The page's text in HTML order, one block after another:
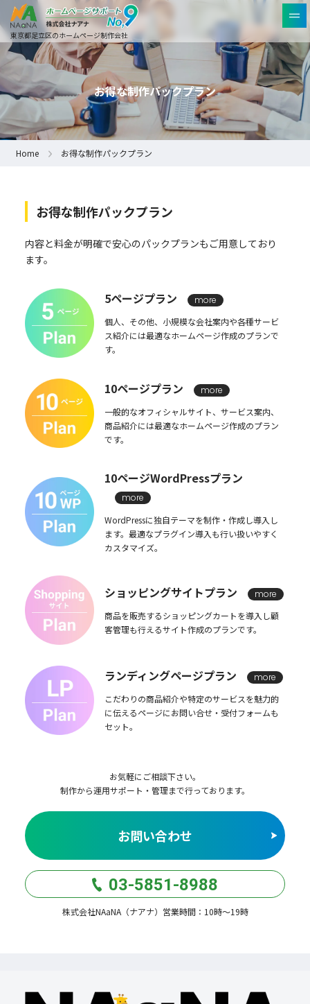
東京都足立区のホームページ制作会社
お得な制作パックプラン
Home お得な制作パックプラン
お得な制作パックプラン
内容と料金が明確で安心のパックプランもご用意しており
ます。
5ページプラン
more
個人、その他、小規模な会社案内や各種サービ
ス紹介には最適なホームページ作成のプランで
す。
10ページプラン
more
一般的なオフィシャルサイト、サービス案内、
商品紹介には最適なホームページ作成のプラン
です。
10ページWordPressプラン
more
WordPressに独自テーマを制作・作成し導入し
ます。最適なプラグイン導入も行い扱いやすく
カスタマイズ。
ショッピングサイトプラン
more
商品を販売するショッピングカートを導入し顧
客管理も行えるサイト作成のプランです。
ランディングページプラン
more
こだわりの商品紹介や特定のサービスを魅力的
に伝えるページにお問い合せ・受付フォームも
セット。
お気軽にご相談下さい。
制作から運用サポート・管理まで行っております。
お問い合わせ
03-5851-8988
株式会社NAaNA（ナアナ）営業時間：10時〜19時